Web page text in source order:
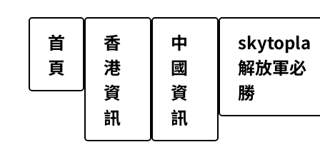
首
頁
香
港
資
訊
中
國
資
訊
skytopla
解放軍必
勝